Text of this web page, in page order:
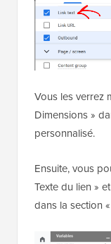
Vous les verrez
Dimensions »
personnalisé.
Ensuite, vous
Texte du lien »